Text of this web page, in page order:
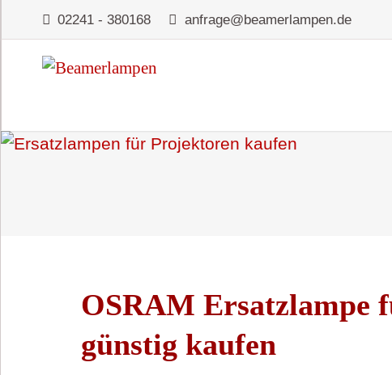
02241 - 380168 anfrage@beamerlampen.de
OSRAM Ersatzlampe
günstig kaufen